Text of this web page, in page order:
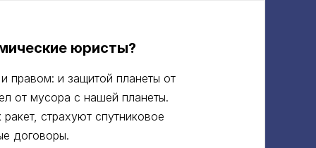
юристы?
правом: и защитой планеты от
от мусора с нашей планеты.
страхуют спутниковое
договоры.